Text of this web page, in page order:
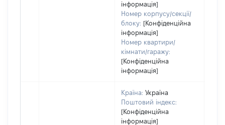
інформація]
Номер корпусу/секції/
блоку: [Конфіденційна
інформація]
Номер квартири/
кімнати/гаражу:
[Конфіденційна
інформація]
Країна: Україна
Поштовий індекс:
[Конфіденційна
інформація]